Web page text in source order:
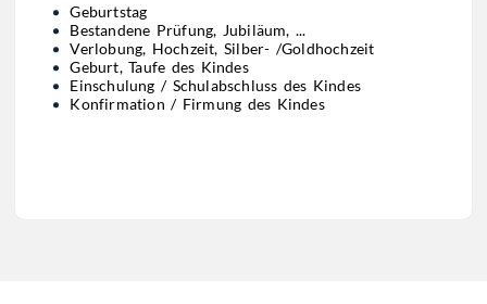
Geburtstag
Bestandene Prüfung, Jubiläum, ...
Verlobung, Hochzeit, Silber- /Goldhochzeit
Geburt, Taufe des Kindes
Einschulung / Schulabschluss des Kindes
Konfirmation / Firmung des Kindes